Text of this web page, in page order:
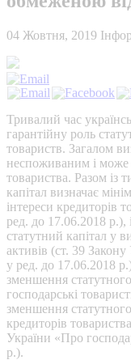
04 Жовтня, 2019
Тривалий час
гарантійну роль
товариств. Загалом
неспоживаним і може
товариства. Разом із
капітал визначає
інтереси кредиторів
ред. до 17.06.2018 р.),
статутний капітал у
активів (ст. 39
у ред. до 17.06.2018
зменшення
господарські
зменшення
кредиторів
України «Про
р.).